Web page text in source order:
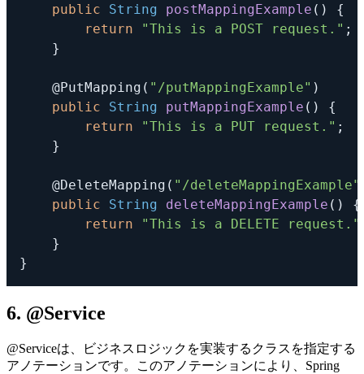
public
String postMappingExample ( )
{
return
"This is a POST request." ;
}
@PutMapping ( "/putMappingExample" )
public
String putMappingExample ( )
{
return
"This is a PUT request." ;
}
@DeleteMapping ( "/deleteMappingExample"
public
String deleteMappingExample ( )
{
return
"This is a DELETE request."
}
}
6. @Service
@Serviceは、ビジネスロジックを実装するクラスを指定する
アノテーションです。このアノテーションにより、Spring